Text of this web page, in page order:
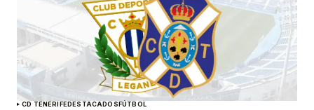
CD TENERIFEDESTACADOSFÚTBOL